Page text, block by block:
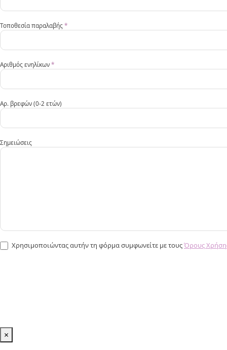
Τοποθεσία παραλαβής*
Αριθμός ενηλίκων*
Αρ. βρεφών (0-2 ετών)
Σημειώσεις
Χρησιμοποιώντας αυτήν τη φόρμα συμφωνείτε με τουςΌρους
×